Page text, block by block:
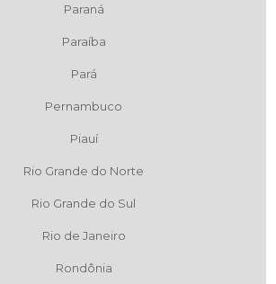
Paraná
Paraíba
Pará
Pernambuco
Piauí
Rio Grande do Norte
Rio Grande do Sul
Rio de Janeiro
Rondônia